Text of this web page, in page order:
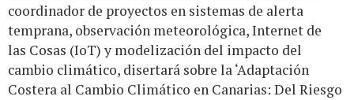
coordinador de proyectos en sistemas de alerta
temprana, observación meteorológica, Internet de
las Cosas (IoT) y modelización del impacto del
cambio climático, disertará sobre la ‘Adaptación
Costera al Cambio Climático en Canarias: Del Riesgo